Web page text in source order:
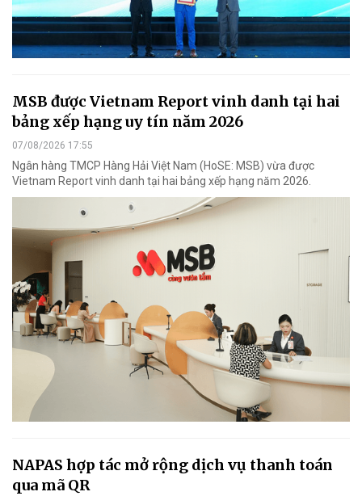
MSB được Vietnam Report vinh danh tại hai
bảng xếp hạng uy tín năm 2026
07/08/2026 17:55
Ngân hàng TMCP Hàng Hải Việt Nam (HoSE: MSB) vừa được
Vietnam Report vinh danh tại hai bảng xếp hạng năm 2026.
NAPAS hợp tác mở rộng dịch vụ thanh toán
qua mã QR